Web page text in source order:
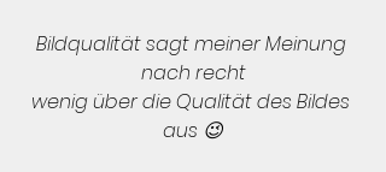
Bildqualität sagt meiner Meinung
nach recht
wenig über die Qualität des Bildes
aus 😉